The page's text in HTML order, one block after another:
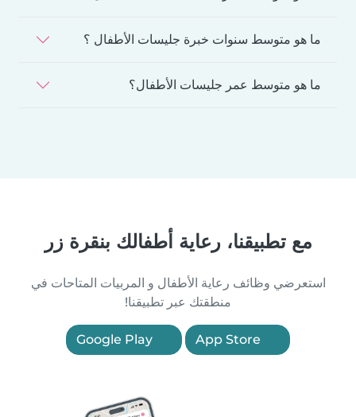
ما هو متوسط سنوات خبرة جليسات الأطفال ؟
ما هو متوسط عمر جليسات الأطفال؟
مع تطبيقنا، رعاية أطفالك بنقرة زر
استعرضي وظائف رعاية الأطفال و المربيات المتاحات في
منطقتك عبر تطبيقنا!